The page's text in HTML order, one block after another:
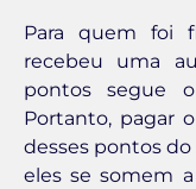
Para quem foi
recebeu uma
pontos segue
Portanto, pagar
desses pontos
eles se somem